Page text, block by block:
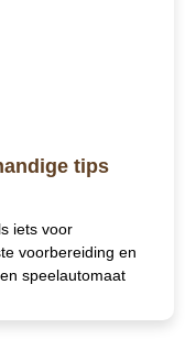
tips
iets voor
voorbereiding en
speelautomaat